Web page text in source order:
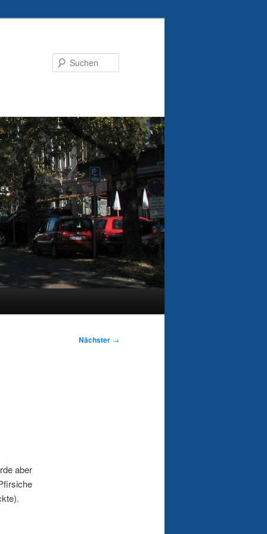
Nächster →
aber